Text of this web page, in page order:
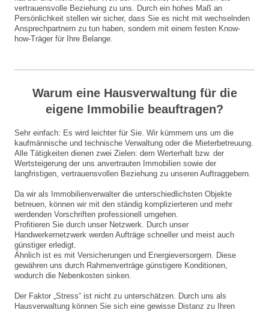
vertrauensvolle Beziehung zu uns. Durch ein hohes Maß an
Persönlichkeit stellen wir sicher, dass Sie es nicht mit wechselnden
Ansprechpartnern zu tun haben, sondern mit einem festen Know-
how-Träger für Ihre Belange.
Warum eine Hausverwaltung für die
eigene Immobilie beauftragen?
Sehr einfach: Es wird leichter für Sie. Wir kümmern uns um die
kaufmännische und technische Verwaltung oder die Mieterbetreuung.
Alle Tätigkeiten dienen zwei Zielen: dem Werterhalt bzw. der
Wertsteigerung der uns anvertrauten Immobilien sowie der
langfristigen, vertrauensvollen Beziehung zu unseren Auftraggebern.
Da wir als Immobilienverwalter die unterschiedlichsten Objekte
betreuen, können wir mit den ständig komplizierteren und mehr
werdenden Vorschriften professionell umgehen.
Profitieren Sie durch unser Netzwerk. Durch unser
Handwerkernetzwerk werden Aufträge schneller und meist auch
günstiger erledigt.
Ähnlich ist es mit Versicherungen und Energieversorgern. Diese
gewähren uns durch Rahmenverträge günstigere Konditionen,
wodurch die Nebenkosten sinken.
Der Faktor „Stress“ ist nicht zu unterschätzen. Durch uns als
Hausverwaltung können Sie sich eine gewisse Distanz zu Ihren